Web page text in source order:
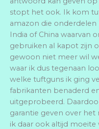
stopt het ook. Ik kom
amazon die
India of China waarvan
gebruiken al kapot zijn
gewoon niet meer wil
waar ik dus tegenaan
welke tuftguns ik ging
fabrikanten benaderd
uitgeprobeerd.
garantie geven over het
ik daar ook altijd moeite